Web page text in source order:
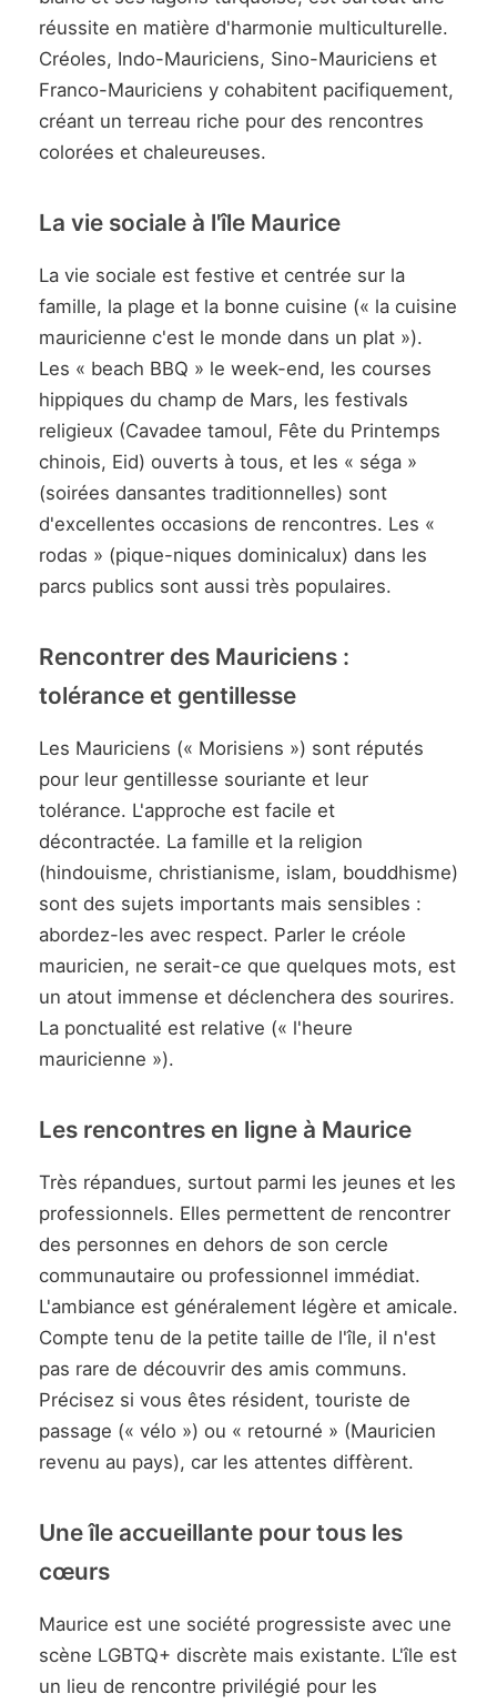
réussite en matière d'harmonie multiculturelle.
Créoles, Indo-Mauriciens, Sino-Mauriciens et
Franco-Mauriciens y cohabitent pacifiquement,
créant un terreau riche pour des rencontres
colorées et chaleureuses.
La vie sociale à l'île Maurice
La vie sociale est festive et centrée sur la
famille, la plage et la bonne cuisine (« la cuisine
mauricienne c'est le monde dans un plat »).
Les « beach BBQ » le week-end, les courses
hippiques du champ de Mars, les festivals
religieux (Cavadee tamoul, Fête du Printemps
chinois, Eid) ouverts à tous, et les « séga »
(soirées dansantes traditionnelles) sont
d'excellentes occasions de rencontres. Les «
rodas » (pique-niques dominicalux) dans les
parcs publics sont aussi très populaires.
Rencontrer des Mauriciens :
tolérance et gentillesse
Les Mauriciens (« Morisiens ») sont réputés
pour leur gentillesse souriante et leur
tolérance. L'approche est facile et
décontractée. La famille et la religion
(hindouisme, christianisme, islam, bouddhisme)
sont des sujets importants mais sensibles :
abordez-les avec respect. Parler le créole
mauricien, ne serait-ce que quelques mots, est
un atout immense et déclenchera des sourires.
La ponctualité est relative (« l'heure
mauricienne »).
Les rencontres en ligne à Maurice
Très répandues, surtout parmi les jeunes et les
professionnels. Elles permettent de rencontrer
des personnes en dehors de son cercle
communautaire ou professionnel immédiat.
L'ambiance est généralement légère et amicale.
Compte tenu de la petite taille de l'île, il n'est
pas rare de découvrir des amis communs.
Précisez si vous êtes résident, touriste de
passage (« vélo ») ou « retourné » (Mauricien
revenu au pays), car les attentes diffèrent.
Une île accueillante pour tous les
cœurs
Maurice est une société progressiste avec une
scène LGBTQ+ discrète mais existante. L'île est
un lieu de rencontre privilégié pour les